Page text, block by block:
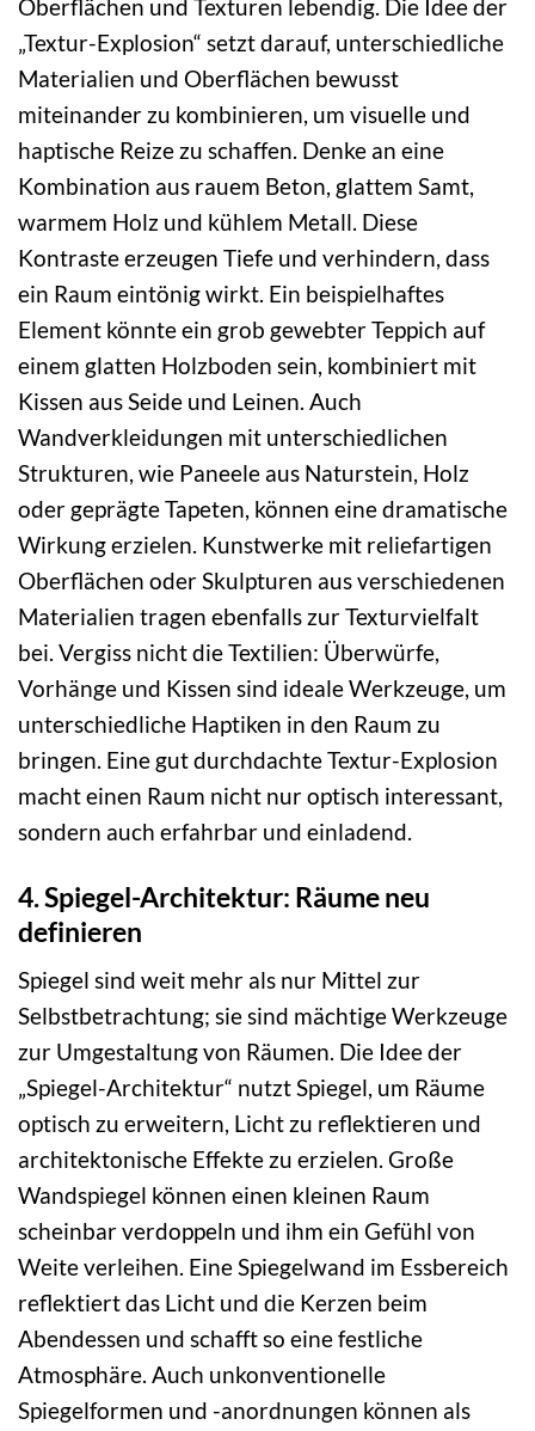
Oberflächen und Texturen lebendig. Die Idee der
„Textur-Explosion“ setzt darauf, unterschiedliche
Materialien und Oberflächen bewusst
miteinander zu kombinieren, um visuelle und
haptische Reize zu schaffen. Denke an eine
Kombination aus rauem Beton, glattem Samt,
warmem Holz und kühlem Metall. Diese
Kontraste erzeugen Tiefe und verhindern, dass
ein Raum eintönig wirkt. Ein beispielhaftes
Element könnte ein grob gewebter Teppich auf
einem glatten Holzboden sein, kombiniert mit
Kissen aus Seide und Leinen. Auch
Wandverkleidungen mit unterschiedlichen
Strukturen, wie Paneele aus Naturstein, Holz
oder geprägte Tapeten, können eine dramatische
Wirkung erzielen. Kunstwerke mit reliefartigen
Oberflächen oder Skulpturen aus verschiedenen
Materialien tragen ebenfalls zur Texturvielfalt
bei. Vergiss nicht die Textilien: Überwürfe,
Vorhänge und Kissen sind ideale Werkzeuge, um
unterschiedliche Haptiken in den Raum zu
bringen. Eine gut durchdachte Textur-Explosion
macht einen Raum nicht nur optisch interessant,
sondern auch erfahrbar und einladend.
4. Spiegel-Architektur: Räume neu
definieren
Spiegel sind weit mehr als nur Mittel zur
Selbstbetrachtung; sie sind mächtige Werkzeuge
zur Umgestaltung von Räumen. Die Idee der
„Spiegel-Architektur“ nutzt Spiegel, um Räume
optisch zu erweitern, Licht zu reflektieren und
architektonische Effekte zu erzielen. Große
Wandspiegel können einen kleinen Raum
scheinbar verdoppeln und ihm ein Gefühl von
Weite verleihen. Eine Spiegelwand im Essbereich
reflektiert das Licht und die Kerzen beim
Abendessen und schafft so eine festliche
Atmosphäre. Auch unkonventionelle
Spiegelformen und -anordnungen können als